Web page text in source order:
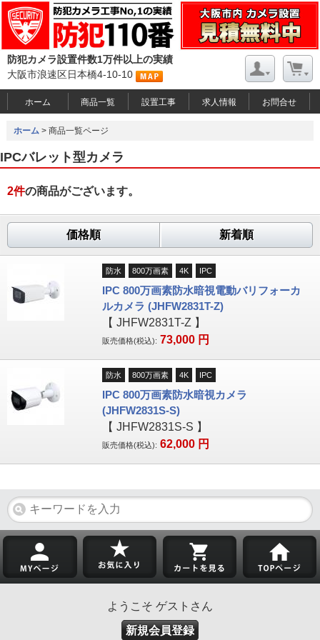
防犯カメラ設置件数1万件以上の実績
大阪市浪速区日本橋4-10-10
ホーム 商品一覧 設置工事 求人情報 お問合せ
ホーム> 商品一覧ページ
IPCバレット型カメラ
2件の商品がございます。
価格順 新着順
防水 800万画素 4K IPC
IPC 800万画素防水暗視電動バリフォーカ
ルカメラ (JHFW2831T-Z)
【 JHFW2831T-Z 】
販売価格(税込): 73,000 円
防水 800万画素 4K IPC
IPC 800万画素防水暗視カメラ
(JHFW2831S-S)
【 JHFW2831S-S 】
販売価格(税込): 62,000 円
ようこそ ゲストさん
新規会員登録